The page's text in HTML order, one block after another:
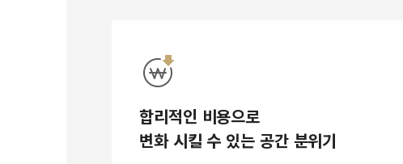
합리적인 비용으로
변화 시킬 수 있는 공간 분위기